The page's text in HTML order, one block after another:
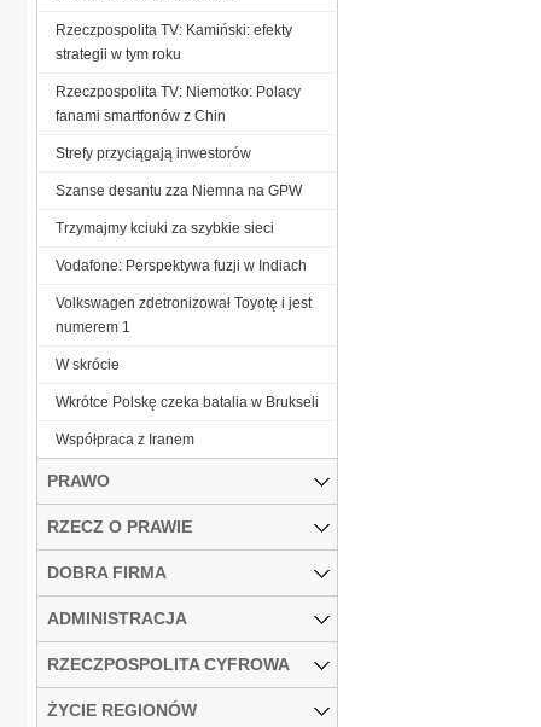
Rzeczpospolita TV: Kamiński: efekty
strategii w tym roku
Rzeczpospolita TV: Niemotko: Polacy
fanami smartfonów z Chin
Strefy przyciągają inwestorów
Szanse desantu zza Niemna na GPW
Trzymajmy kciuki za szybkie sieci
Vodafone: Perspektywa fuzji w Indiach
Volkswagen zdetronizował Toyotę i jest
numerem 1
W skrócie
Wkrótce Polskę czeka batalia w Brukseli
Współpraca z Iranem
PRAWO
RZECZ O PRAWIE
DOBRA FIRMA
ADMINISTRACJA
RZECZPOSPOLITA CYFROWA
ŻYCIE REGIONÓW